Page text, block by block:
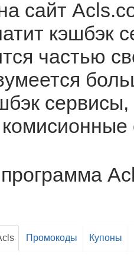
сайт
кэшбэк
частью
Промокоды Купоны